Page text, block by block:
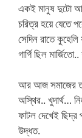
একই মানুষ দুটো
চরিত্র হয়ে যেতে
সেদিন রাতে
গার্গি ছিল
আর আজ সমাজের
অস্থির.. খুদার্থ…
ফাটল দেখেই
উদ্ধত.